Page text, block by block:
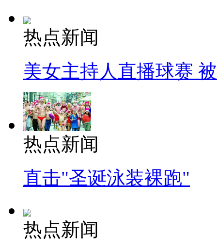
热点新闻
美女主持人直播球赛
热点新闻
直击"圣诞泳装裸跑"
热点新闻